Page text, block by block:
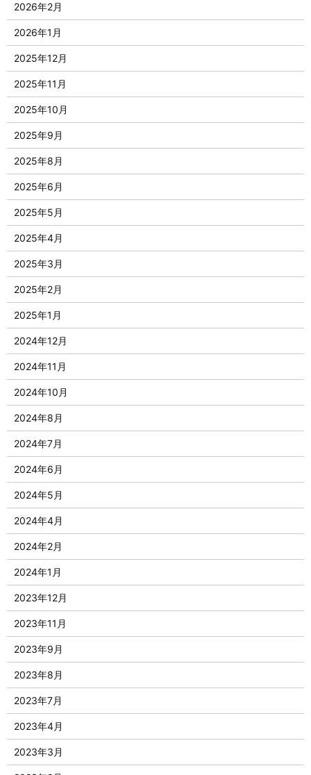
2026年2月
2026年1月
2025年12月
2025年11月
2025年10月
2025年9月
2025年8月
2025年6月
2025年5月
2025年4月
2025年3月
2025年2月
2025年1月
2024年12月
2024年11月
2024年10月
2024年8月
2024年7月
2024年6月
2024年5月
2024年4月
2024年2月
2024年1月
2023年12月
2023年11月
2023年9月
2023年8月
2023年7月
2023年4月
2023年3月